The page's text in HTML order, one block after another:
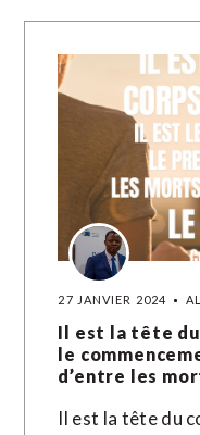
27 JANVIER 2024
Il est la tête du
le
d’entre les
Il est la tête du